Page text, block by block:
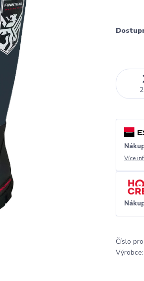
Více
Číslo
Výrobce: